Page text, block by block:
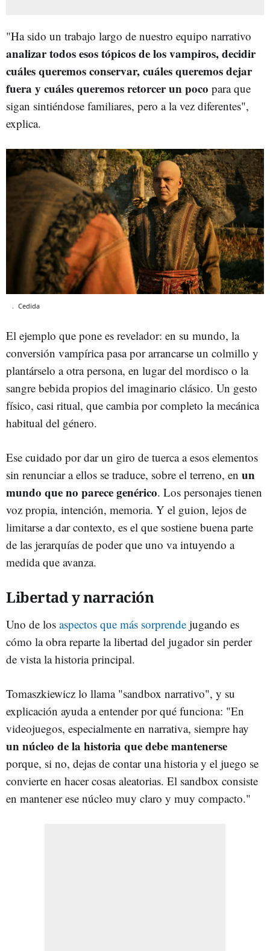
"Ha sido un trabajo largo de nuestro equipo narrativo
analizar todos esos tópicos de los vampiros, decidir
cuáles queremos conservar, cuáles queremos dejar
fuera y cuáles queremos retorcer un poco para que
sigan sintiéndose familiares, pero a la vez diferentes",
explica.
. Cedida
El ejemplo que pone es revelador: en su mundo, la
conversión vampírica pasa por arrancarse un colmillo y
plantárselo a otra persona, en lugar del mordisco o la
sangre bebida propios del imaginario clásico. Un gesto
físico, casi ritual, que cambia por completo la mecánica
habitual del género.
Ese cuidado por dar un giro de tuerca a esos elementos
sin renunciar a ellos se traduce, sobre el terreno, en un
mundo que no parece genérico. Los personajes tienen
voz propia, intención, memoria. Y el guion, lejos de
limitarse a dar contexto, es el que sostiene buena parte
de las jerarquías de poder que uno va intuyendo a
medida que avanza.
Libertad y narración
Uno de los aspectos que más sorprende jugando es
cómo la obra reparte la libertad del jugador sin perder
de vista la historia principal.
Tomaszkiewicz lo llama "sandbox narrativo", y su
explicación ayuda a entender por qué funciona: "En
videojuegos, especialmente en narrativa, siempre hay
un núcleo de la historia que debe mantenerse
porque, si no, dejas de contar una historia y el juego se
convierte en hacer cosas aleatorias. El sandbox consiste
en mantener ese núcleo muy claro y muy compacto."